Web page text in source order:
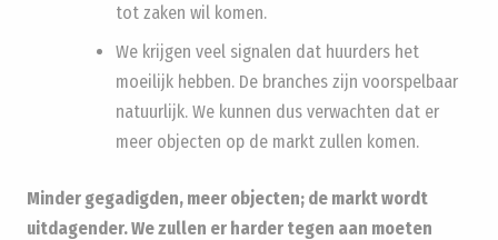
tot zaken wil komen.
We krijgen veel signalen dat huurders het
moeilijk hebben. De branches zijn voorspelbaar
natuurlijk. We kunnen dus verwachten dat er
meer objecten op de markt zullen komen.
Minder gegadigden, meer objecten; de markt wordt
uitdagender. We zullen er harder tegen aan moeten